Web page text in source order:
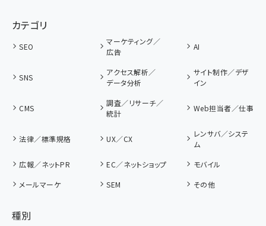
カテゴリ
SEO
マーケティング／
広告
AI
SNS
アクセス解析／
データ分析
サイト制作／デザ
イン
CMS
調査／リサーチ／
統計
Web担当者／仕事
法律／標準規格 UX／CX
レンサバ／システ
ム
広報／ネットPR
EC／ネットショップ
モバイル
メールマーケ
SEM その他
種別